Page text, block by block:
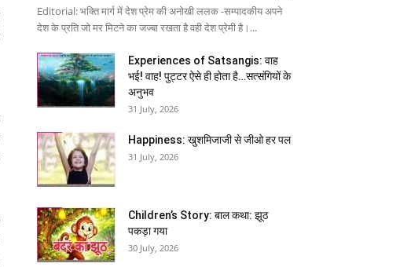
Editorial: भक्ति मार्ग में देश प्रेम की अनोखी ललक -सम्पादकीय अपने
देश के प्रति जो मर मिटने का जज्बा रखता है वही देश प्रेमी है।...
Experiences of Satsangis: वाह
भई! वाह! पुट्टर ऐसे ही होता है…सत्संगियों के
अनुभव
31 July, 2026
Happiness: खुशमिजाजी से जीओ हर पल
31 July, 2026
Children’s Story: बाल कथा: झूठ
पकड़ा गया
30 July, 2026